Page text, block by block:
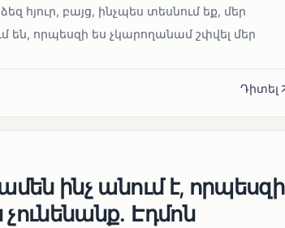
հյուր, բայց, ինչպես տեսնում եք, մեր
են, որպեսզի ես չկարողանամ շփվել մեր
Դիտել
ինչ անում է, որպեսզի
Էդմոն